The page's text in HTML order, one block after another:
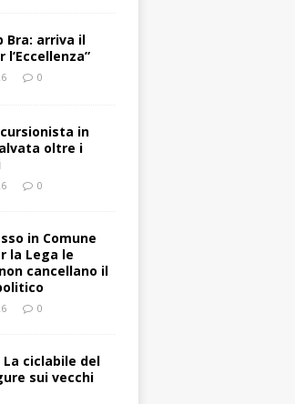
Bra: arriva il
l’Eccellenza”
0
in
oltre i
0
in Comune
la Lega le
cancellano il
0
La ciclabile del
sui vecchi